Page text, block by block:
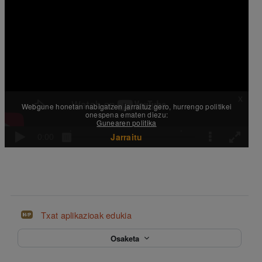
Txat aplikazioak edukia
Osaketa